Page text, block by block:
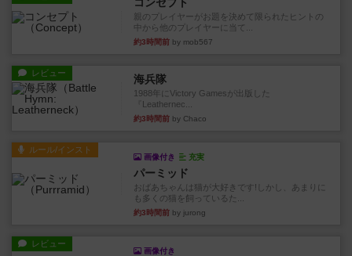
親のプレイヤーがお題を決めて限られたヒントの
中から他のプレイヤーに当て...
約3時間前 by mob567
レビュー 海兵隊
1988年にVictory Gamesが出版した
『Leathernec...
約3時間前 by Chaco
ルール/インスト
画像付き 充実
パーミッド
おばあちゃんは猫が大好きです!しかし、あまりに
も多くの猫を飼っているた...
約3時間前 by jurong
レビュー
画像付き